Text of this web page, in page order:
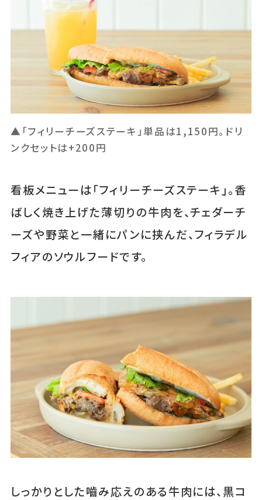
▲「フィリーチーズステーキ」単品は1,150円。ドリ
ンクセットは+200円
看板メニューは「フィリーチーズステーキ」。香
ばしく焼き上げた薄切りの牛肉を、チェダーチ
ーズや野菜と一緒にパンに挟んだ、フィラデル
フィアのソウルフードです。
しっかりとした嚙み応えのある牛肉には、黒コ